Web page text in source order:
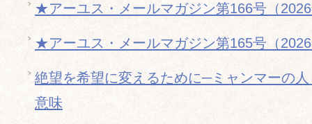
★アーユス・メールマガジン第166号（
★アーユス・メールマガジン第165号（
絶望を希望に変えるために─ミャンマーの
意味